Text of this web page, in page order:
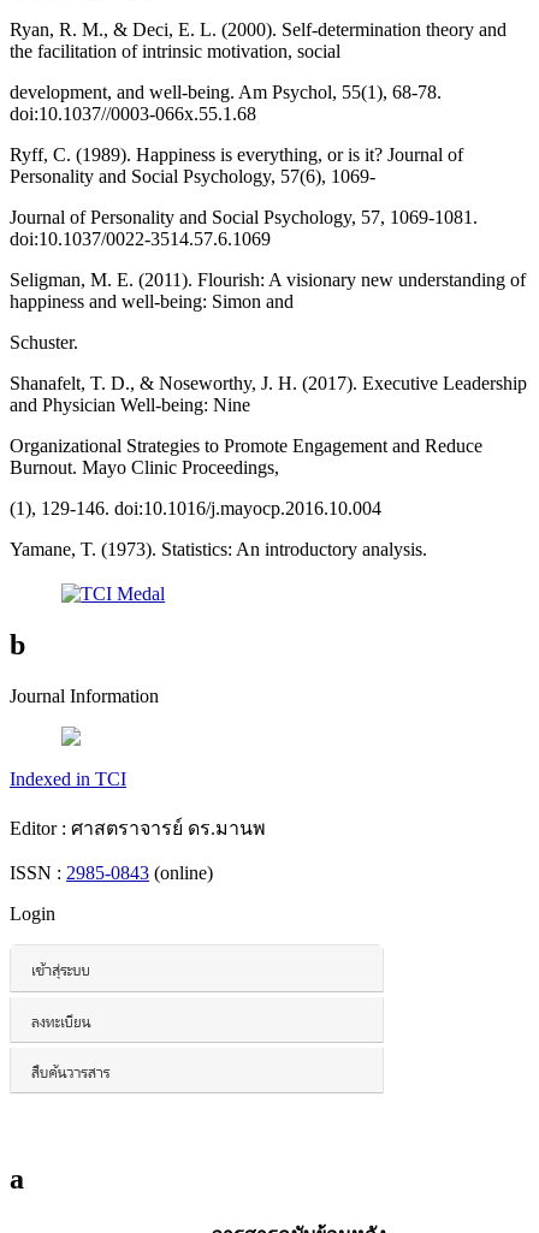
Ryan, R. M., & Deci, E. L. (2000). Self-determination theory and
the facilitation of intrinsic motivation, social
development, and well-being. Am Psychol, 55(1), 68-78.
doi:10.1037//0003-066x.55.1.68
Ryff, C. (1989). Happiness is everything, or is it? Journal of
Personality and Social Psychology, 57(6), 1069-
Journal of Personality and Social Psychology, 57, 1069-1081.
doi:10.1037/0022-3514.57.6.1069
Seligman, M. E. (2011). Flourish: A visionary new understanding of
happiness and well-being: Simon and
Schuster.
Shanafelt, T. D., & Noseworthy, J. H. (2017). Executive Leadership
and Physician Well-being: Nine
Organizational Strategies to Promote Engagement and Reduce
Burnout. Mayo Clinic Proceedings,
(1), 129-146. doi:10.1016/j.mayocp.2016.10.004
Yamane, T. (1973). Statistics: An introductory analysis.
b
Journal Information
Indexed in TCI
Editor : ศาสตราจารย์ ดร.มานพ
ISSN : 2985-0843 (online)
Login
a